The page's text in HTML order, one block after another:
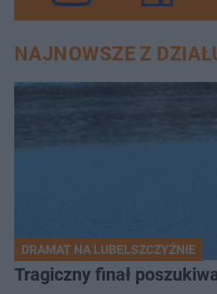
NAJNOWSZE Z
DRAMAT NA LUBELSZCZYŹNIE
Tragiczny finał